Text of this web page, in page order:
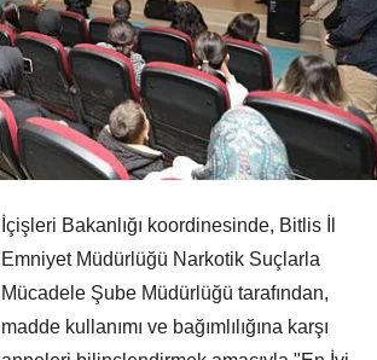
İçişleri Bakanlığı koordinesinde, Bitlis İl
Emniyet Müdürlüğü Narkotik Suçlarla
Mücadele Şube Müdürlüğü tarafından,
madde kullanımı ve bağımlılığına karşı